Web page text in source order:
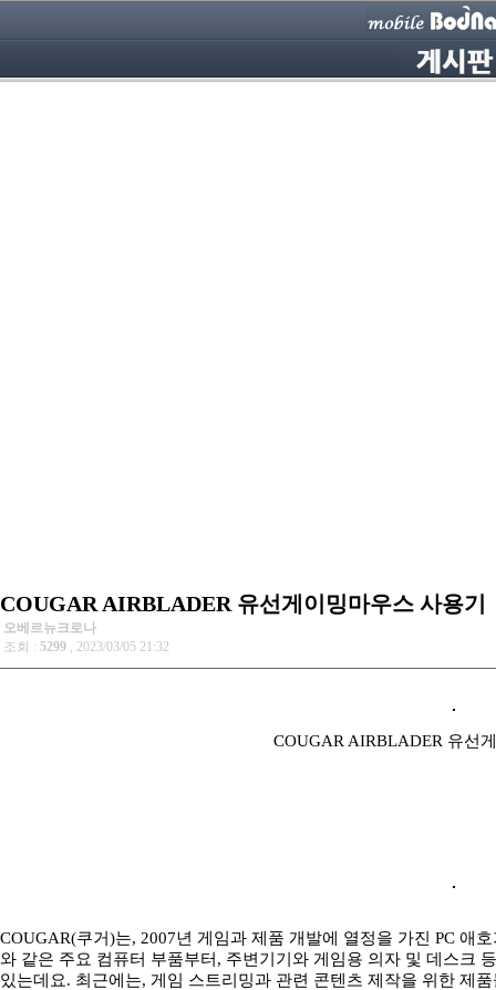
COUGAR AIRBLADER 유선게이밍마우스 사용기
오베르뉴크로나
조회 : 5299 , 2023/03/05 21:32
COUGAR AIRBLADER 유선
COUGAR(쿠거)는, 2007년 게임과 제품 개발에 열정을 가진 PC 애
와 같은 주요 컴퓨터 부품부터, 주변기기와 게임용 의자 및 데스크
있는데요. 최근에는, 게임 스트리밍과 관련 콘텐츠 제작을 위한 제